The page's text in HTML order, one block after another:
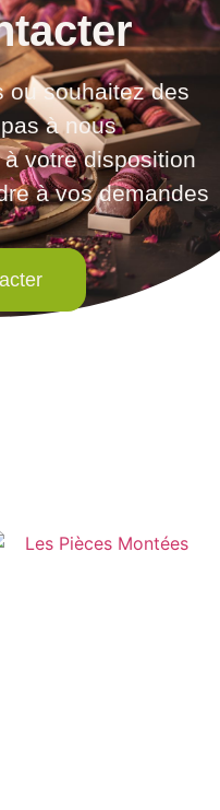
ou souhaitez des
à nous
votre disposition
à vos demandes